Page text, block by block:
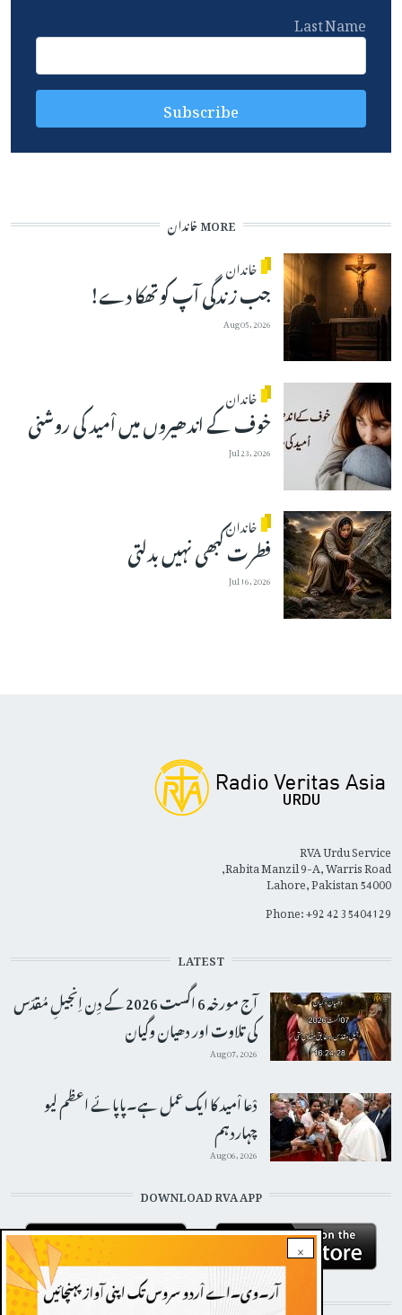
Last Name
MORE خاندان
خاندان
جب زندگی آپ کوتھکا دے!
Aug 05, 2026
خاندان
خوف کے اندھیروں میں اْمید کی روشنی
Jul 23, 2026
خاندان
فطرت کبھی نہیں بدلتی
Jul 16, 2026
×
RVA Urdu Service
Rabita Manzil 9-A, Warris Road,
Lahore, Pakistan 54000
Phone: +92 42 35404129
LATEST
آج مورخہ 6 اگست 2026 کے دِن اِنجیلِ مُقدّس
کی تلاوت اور دھیان وگیان
Aug 07, 2026
دْعا اْمید کا ایک عمل ہے۔پاپائے اعظم لیو
چہاردہم
Aug 06, 2026
DOWNLOAD RVA APP
STAY CONNECTED WITH US!